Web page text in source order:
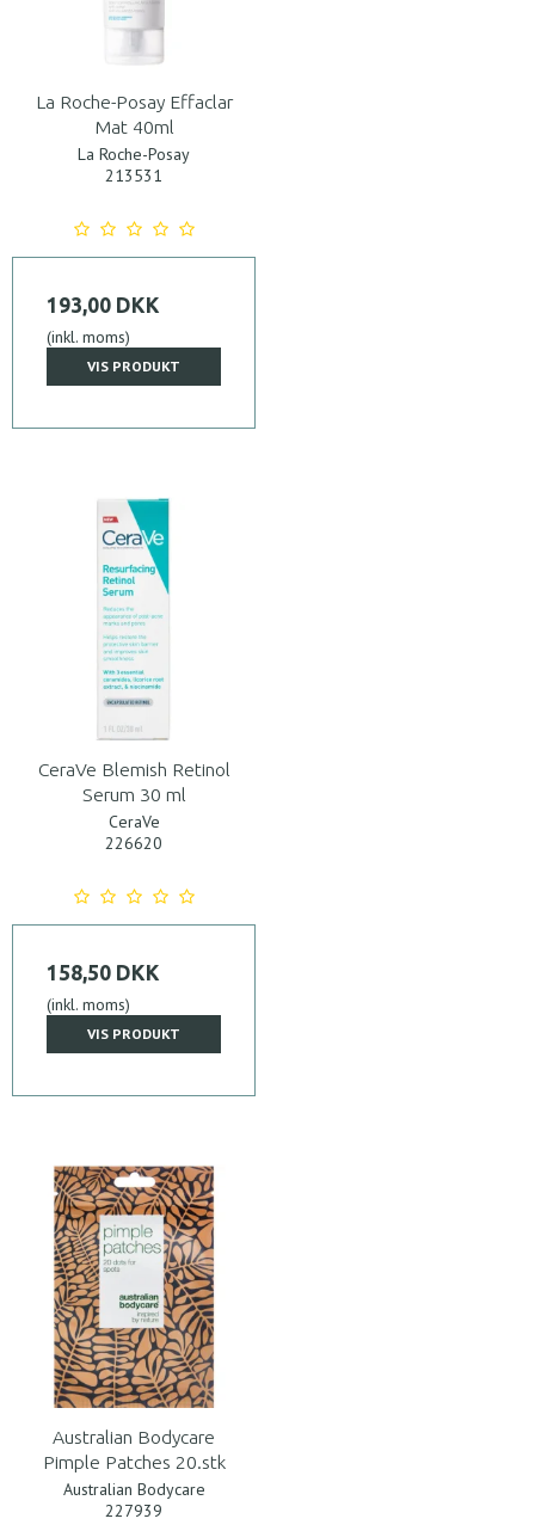
La Roche-Posay Effaclar
Mat 40ml
La Roche-Posay
213531
193,00 DKK
(inkl. moms)
VIS PRODUKT
CeraVe Blemish Retinol
Serum 30 ml
CeraVe
226620
158,50 DKK
(inkl. moms)
VIS PRODUKT
Australian Bodycare
Pimple Patches 20.stk
Australian Bodycare
227939